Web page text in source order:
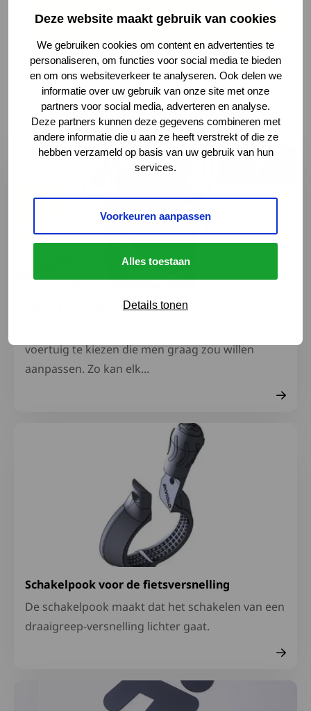
Deze website maakt gebruik van cookies
We gebruiken cookies om content en advertenties te
personaliseren, om functies voor social media te bieden
en om ons websiteverkeer te analyseren. Ook delen we
informatie over uw gebruik van onze site met onze
partners voor social media, adverteren en analyse.
Deze partners kunnen deze gegevens combineren met
andere informatie die u aan ze heeft verstrekt of die ze
hebben verzameld op basis van uw gebruik van hun
services.
Voorkeuren aanpassen
Alles toestaan
Details tonen
Terug naar het overzicht
Andere hulpmiddelen
Met een lift de auto in
voertuig te kiezen die men graag zou willen
aanpassen. Zo kan elk...
Lees meer over Met een lift de auto in
Schakelpook voor de fietsversnelling
De schakelpook maakt dat het schakelen van een
draaigreep-versnelling lichter gaat.
Lees meer over Schakelpook voor de fietsversnelling
Lees meer over Thema Rollen 2026